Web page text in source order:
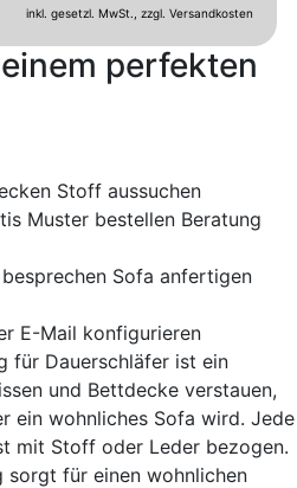
inkl. gesetzl. MwSt., zzgl. Versandkosten
perfekten
Stoff aussuchen
Muster bestellen Beratung
Sofa anfertigen
E-Mail konfigurieren
für Dauerschläfer ist ein
und Bettdecke verstauen,
ein wohnliches Sofa wird. Jede
mit Stoff oder Leder bezogen.
sorgt für einen wohnlichen